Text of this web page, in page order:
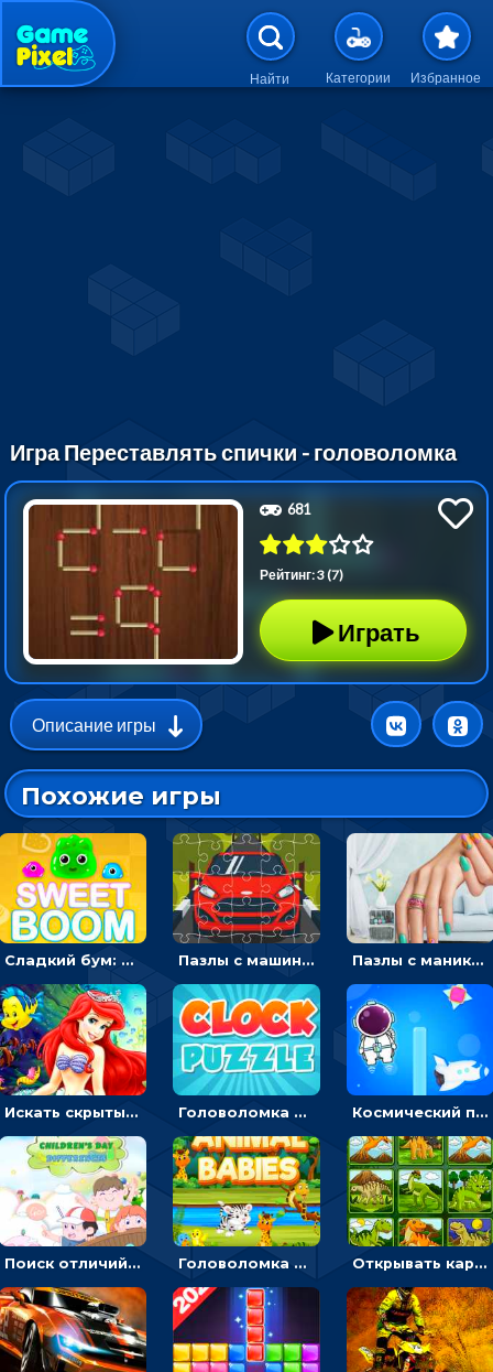
Перейти к основному
Найти Категории Избранное
Игра Переставлять спички - головоломка
681
Рейтинг: 3 (7)
Играть
Описание игры
Похожие игры
Сладкий бум: тапнуть, чтобы взорвать желейки - головоломка Пазлы с машинами Форд: собирать картинки и открывать новые Пазлы с маникюром: собери идеальный рисунок для ногтей
Искать скрытый алфавит на картинках с мультяшными героями - головоломка для детей Головоломка с часами для детей: читать время по циферблату Космический побег: двигать космонавта, чтобы попасть к кораблю
Поиск отличий на картинках с детьми - головоломка Головоломка Звери-малыши: открывай карточки по очереди, чтобы найти одинаковые Открывать картинки с динозаврами и складывать в пары по памяти - головоломка